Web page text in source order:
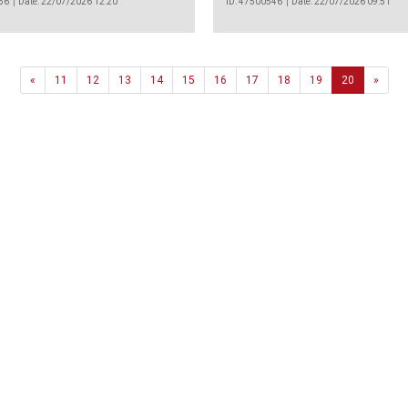
«Previous
11 12 13 14 15 16 17 18 19 20 »Next